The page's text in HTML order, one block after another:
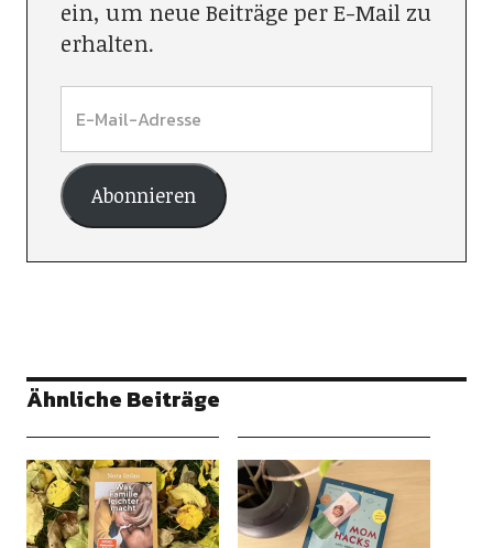
ein, um neue Beiträge per E-Mail zu
erhalten.
Abonnieren
Ähnliche Beiträge